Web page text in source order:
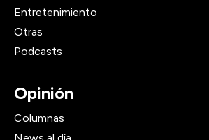
Entretenimiento
Otras
Podcasts
Opinión
Columnas
News al día